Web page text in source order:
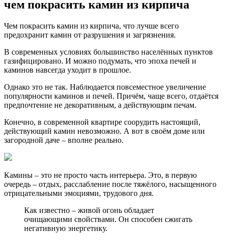
чем покрасить камин из кирпича
Чем покрасить камин из кирпича, что лучше всего
предохранит камин от разрушения и загрязнения.
В современных условиях большинство населённых пунктов
газифицировано. И можно подумать, что эпоха печей и
каминов навсегда уходит в прошлое.
Однако это не так. Наблюдается повсеместное увеличение
популярности каминов и печей. Причём, чаще всего, отдаётся
предпочтение не декоративным, а действующим печам.
Конечно, в современной квартире соорудить настоящий,
действующий камин невозможно. А вот в своём доме или
загородной даче – вполне реально.
Камины – это не просто часть интерьера. Это, в первую
очередь – отдых, расслабление после тяжёлого, насыщенного
отрицательными эмоциями, трудового дня.
Как известно – живой огонь обладает
очищающими свойствами. Он способен сжигать
негативную энергетику.